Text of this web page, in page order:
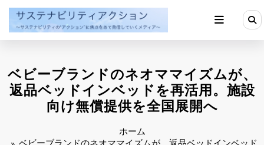
ン
ベビーブランドのネオママイズムが、
返品ベッドインベッドを再活用。施設
向け無償提供を全国展開へ
ホーム